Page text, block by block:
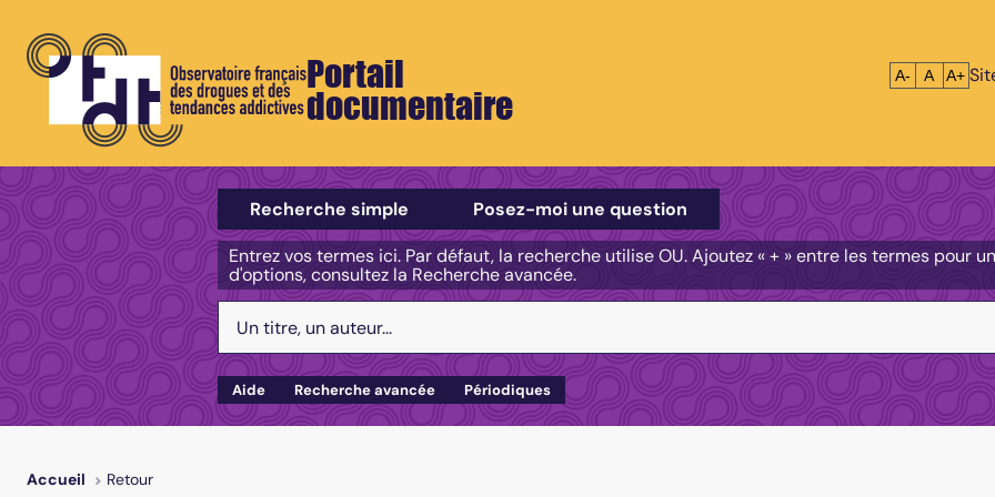
Portail
documentaire
Réduire le
A- A A+
Sélectionner un type de recherche
Recherche simple
Posez-moi une question
Entrez vos termes ici. Par défaut, la recherche utilise OU. Ajoutez « + » entre les termes pour
d'options, consultez la Recherche avancée.
Aide Recherche avancée Périodiques
Accueil Retour